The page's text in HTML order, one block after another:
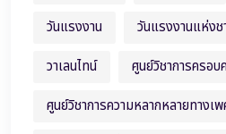
วันแรงงาน
วันแรงงานแห่งช
วาเลนไทน์
ศูนย์วิชาการครอบ
ศูนย์วิชาการความหลากหลายทางเ